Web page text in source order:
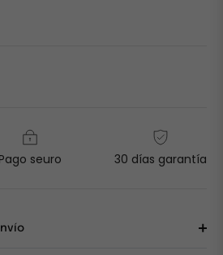
Pago seuro 30 días garantía